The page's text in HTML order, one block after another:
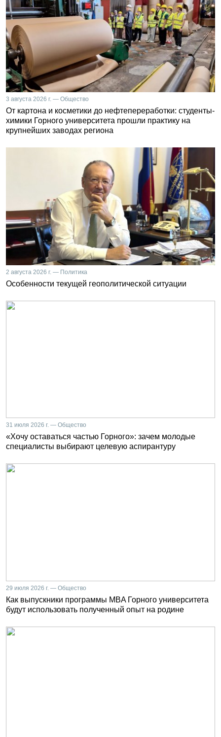
3 августа 2026 г. — Общество
От картона и косметики до нефтепереработки: студенты-
химики Горного университета прошли практику на
крупнейших заводах региона
2 августа 2026 г. — Политика
Особенности текущей геополитической ситуации
31 июля 2026 г. — Общество
«Хочу оставаться частью Горного»: зачем молодые
специалисты выбирают целевую аспирантуру
29 июля 2026 г. — Общество
Как выпускники программы MBA Горного университета
будут использовать полученный опыт на родине